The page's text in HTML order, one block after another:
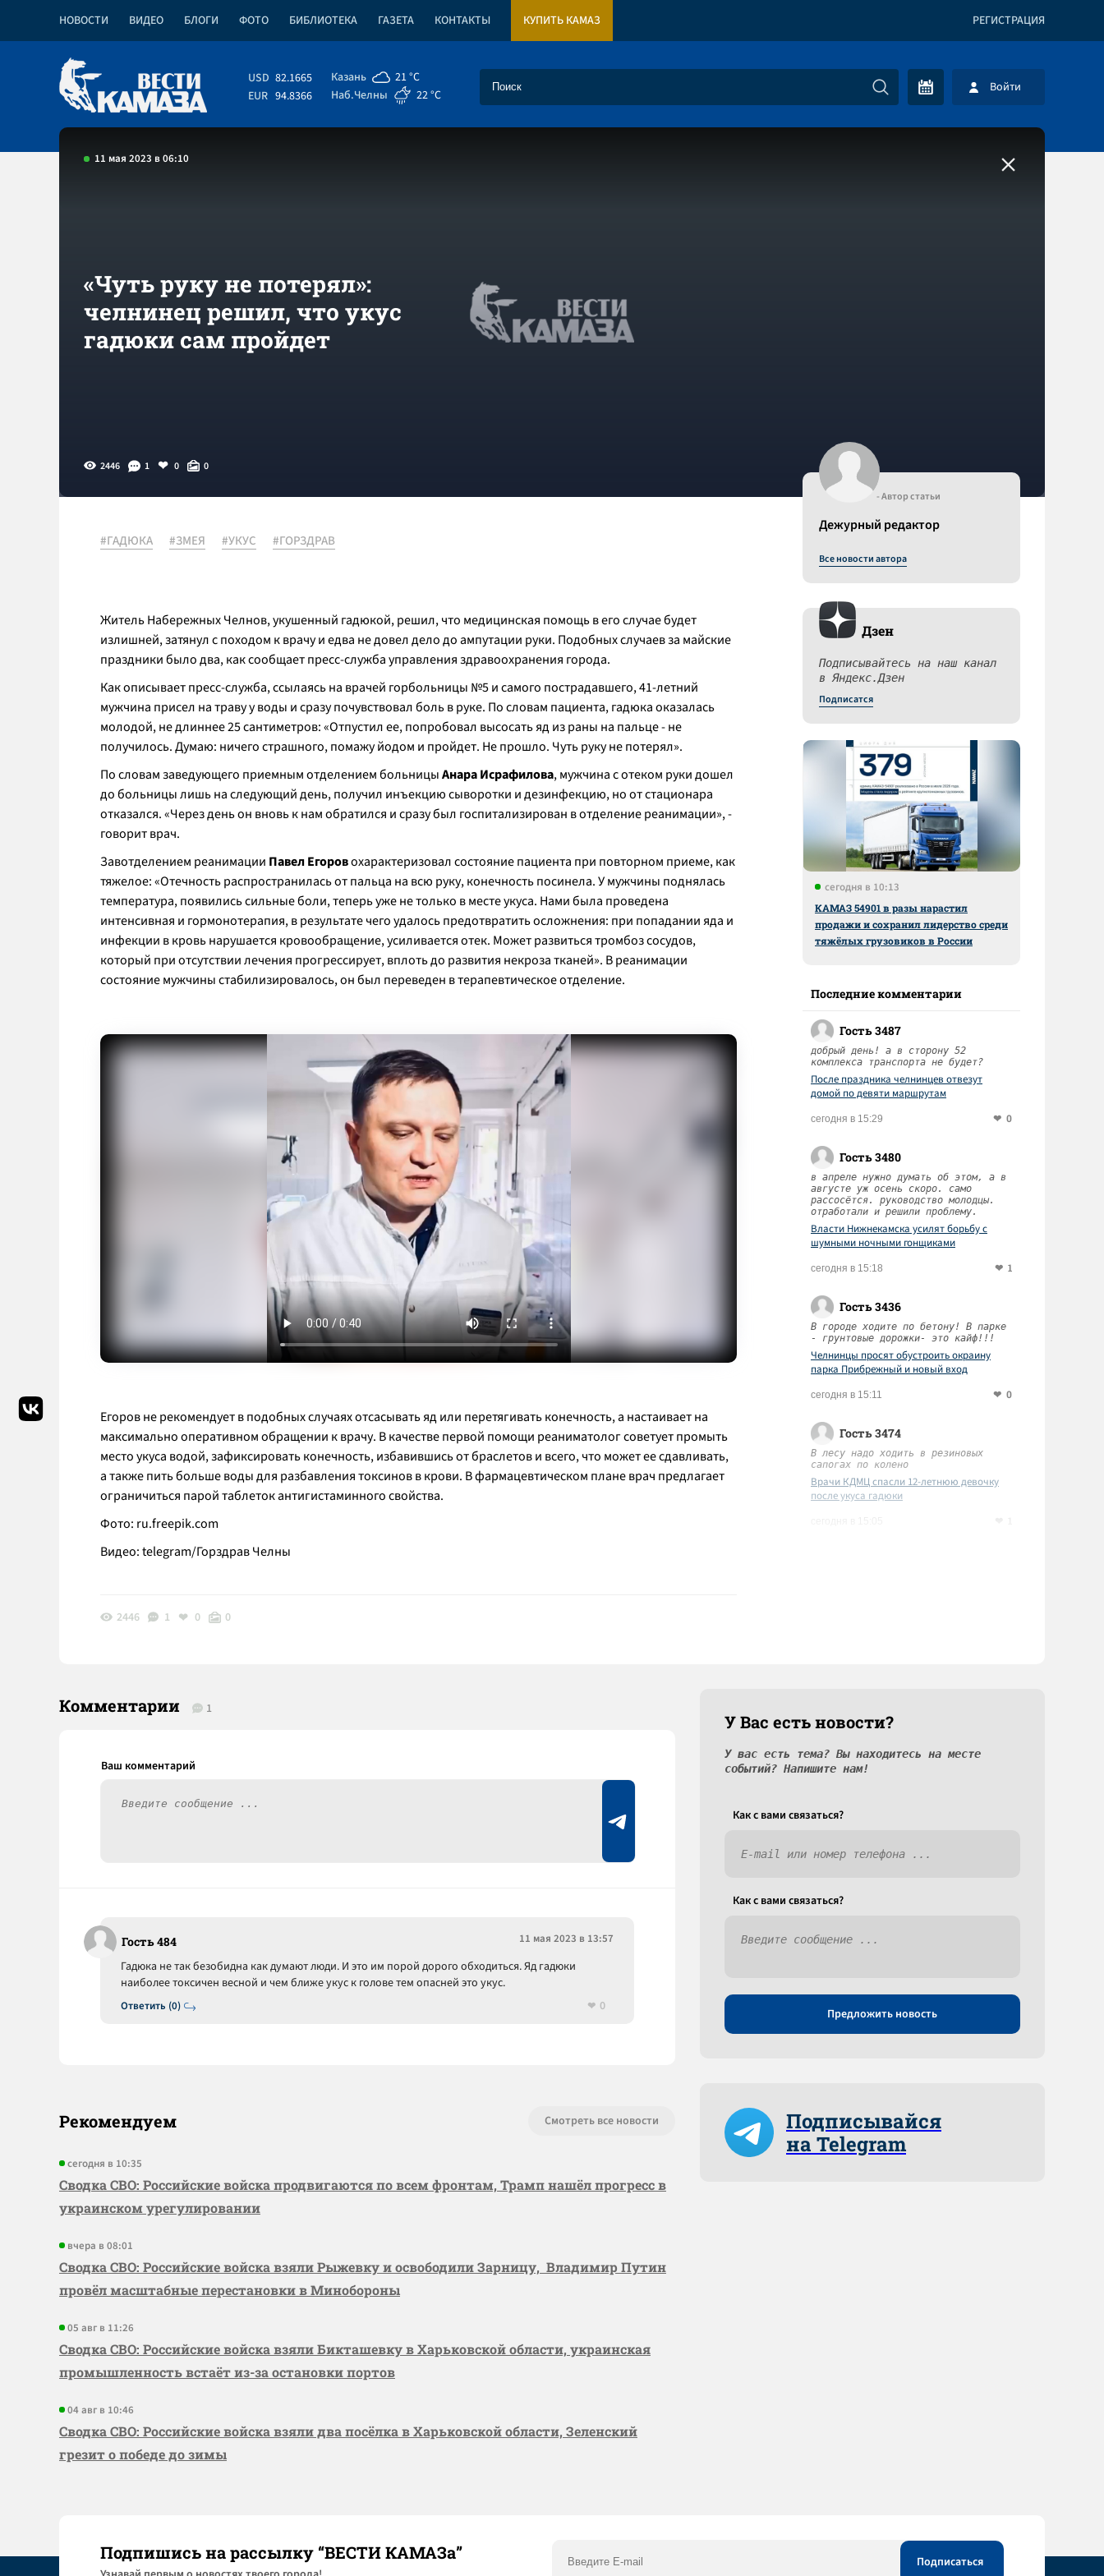
НОВОСТИ ВИДЕО БЛОГИ ФОТО БИБЛИОТЕКА ГАЗЕТА КОНТАКТЫ КУПИТЬ КАМАЗ РЕГИСТРАЦИЯ
USD 82.1665
EUR 94.8366
Казань
21 °C
Наб.Челны
22 °C Войти
11 мая 2023 в 06:10
«Чуть руку не потерял»:
челнинец решил, что укус
гадюки сам пройдет
2446 1 0 0
#ГАДЮКА #ЗМЕЯ #УКУС #ГОРЗДРАВ
Житель Набережных Челнов, укушенный гадюкой, решил, что медицинская помощь в его случае будет
излишней, затянул с походом к врачу и едва не довел дело до ампутации руки. Подобных случаев за майские
праздники было два, как сообщает пресс-служба управления здравоохранения города.
Как описывает пресс-служба, ссылаясь на врачей горбольницы №5 и самого пострадавшего, 41-летний
мужчина присел на траву у воды и сразу почувствовал боль в руке. По словам пациента, гадюка оказалась
молодой, не длиннее 25 сантиметров: «Отпустил ее, попробовал высосать яд из раны на пальце - не
получилось. Думаю: ничего страшного, помажу йодом и пройдет. Не прошло. Чуть руку не потерял».
По словам заведующего приемным отделением больницыАнара Исрафилова, мужчина с отеком руки дошел
до больницы лишь на следующий день, получил инъекцию сыворотки и дезинфекцию, но от стационара
отказался. «Через день он вновь к нам обратился и сразу был госпитализирован в отделение реанимации», -
говорит врач.
Завотделением реанимации Павел Егоровохарактеризовал состояние пациента при повторном приеме, как
тяжелое: «Отечность распространилась от пальца на всю руку, конечность посинела. У мужчины поднялась
температура, появились сильные боли, теперь уже не только в месте укуса. Нами была проведена
интенсивная и гормонотерапия, в результате чего удалось предотвратить осложнения: при попадании яда и
инфекции в кровь нарушается кровообращение, усиливается отек. Может развиться тромбоз сосудов,
который при отсутствии лечения прогрессирует, вплоть до развития некроза тканей». В реанимации
состояние мужчины стабилизировалось, он был переведен в терапевтическое отделение.
Егоров не рекомендует в подобных случаях отсасывать яд или перетягивать конечность, а настаивает на
максимально оперативном обращении к врачу. В качестве первой помощи реаниматолог советует промыть
место укуса водой, зафиксировать конечность, избавившись от браслетов и всего, что может ее сдавливать,
а также пить больше воды для разбавления токсинов в крови. В фармацевтическом плане врач предлагает
ограничиться парой таблеток антигистаминного свойства.
Фото: ru.freepik.com
Видео: telegram/Горздрав Челны
2446 1 0 0
- Автор статьи
Дежурный редактор
Все новости автора
Дзен
Подписывайтесь на наш канал
в Яндекс.Дзен
Подписатся
сегодня в 10:13
КАМАЗ 54901 в разы нарастил
продажи и сохранил лидерство среди
тяжёлых грузовиков в России
Последние комментарии
Гость 3487
добрый день! а в сторону 52
комплекса транспорта не будет?
После праздника челнинцев отвезут
домой по девяти маршрутам
сегодня в 15:29 0
Гость 3480
в апреле нужно думать об этом, а в
августе уж осень скоро. само
рассосётся. руководство молодцы.
отработали и решили проблему.
Власти Нижнекамска усилят борьбу с
шумными ночными гонщиками
сегодня в 15:18 1
Гость 3436
В городе ходите по бетону! В парке
- грунтовые дорожки- это кайф!!!
Челнинцы просят обустроить окраину
парка Прибрежный и новый вход
сегодня в 15:11 0
Гость 3474
В лесу надо ходить в резиновых
сапогах по колено
Врачи КДМЦ спасли 12-летнюю девочку
после укуса гадюки
Комментарии 1
Гость 484 11 мая 2023 в 13:57
Ответить (0)
Гадюка не так безобидна как думают люди. И это им порой дорого обходиться. Яд гадюки
наиболее токсичен весной и чем ближе укус к голове тем опасней это укус.
0
Рекомендуем Смотреть все новости
сегодня в 10:35
Сводка СВО: Российские войска продвигаются по всем фронтам, Трамп нашёл прогресс в
украинском урегулировании
вчера в 08:01
Сводка СВО: Российские войска взяли Рыжевку и освободили Зарницу, Владимир Путин
провёл масштабные перестановки в Минобороны
05 авг в 11:26
Сводка СВО: Российские войска взяли Бикташевку в Харьковской области, украинская
промышленность встаёт из-за остановки портов
04 авг в 10:46
Сводка СВО: Российские войска взяли два посёлка в Харьковской области, Зеленский
грезит о победе до зимы
У Вас есть новости?
У вас есть тема? Вы находитесь на месте
событий? Напишите нам!
Как c вами связаться?
Как c вами связаться?
Предложить новость
Подписывайся
на Telegram
Подпишись на рассылку “ВЕСТИ КАМАЗа”